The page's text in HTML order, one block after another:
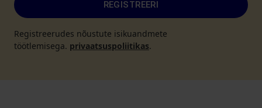
REGISTREERI
Registreerudes nõustute isikuandmete
töötlemisega. privaatsuspoliitikas.